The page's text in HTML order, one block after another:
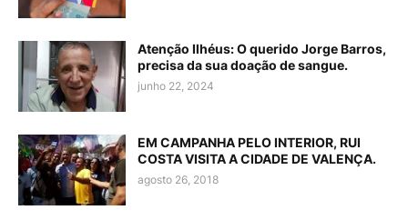
Atenção Ilhéus: O querido Jorge Barros,
precisa da sua doação de sangue.
junho 22, 2024
EM CAMPANHA PELO INTERIOR, RUI
COSTA VISITA A CIDADE DE VALENÇA.
agosto 26, 2018